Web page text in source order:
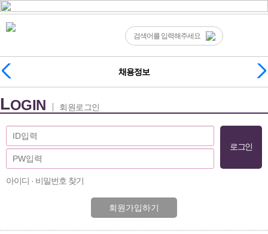
채용정보
LOGIN 회원로그인
아이디 · 비밀번호 찾기
회원가입하기